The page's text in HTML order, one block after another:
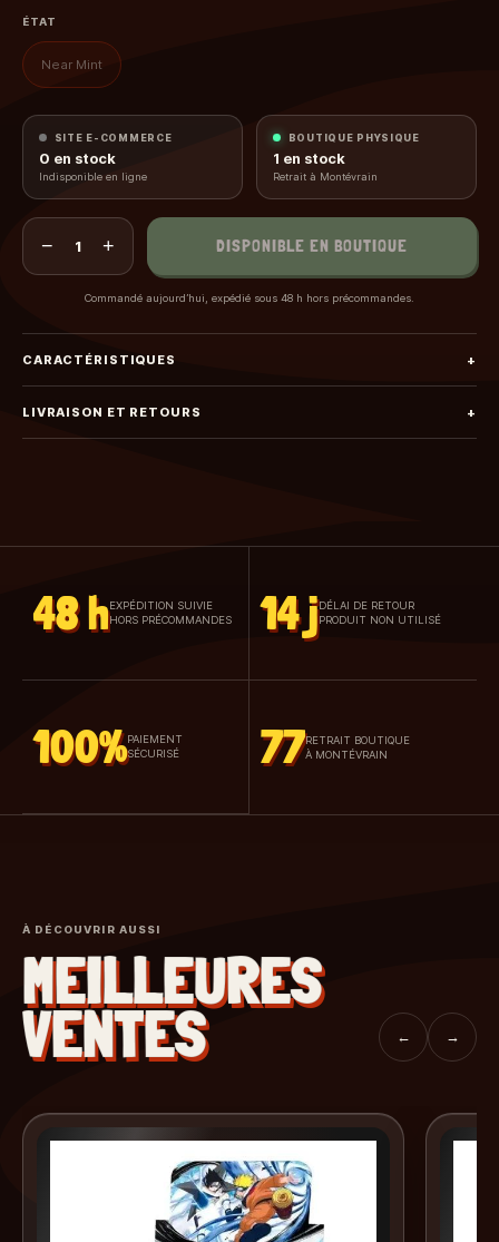
ÉTAT
Near Mint
SITE E-COMMERCE
0 en stock
Indisponible en ligne
BOUTIQUE PHYSIQUE
1 en stock
Retrait à Montévrain
− 1 + DISPONIBLE EN BOUTIQUE
Commandé aujourd’hui, expédié sous 48 h hors précommandes.
CARACTÉRISTIQUES +
LIVRAISON ET RETOURS +
48 h EXPÉDITION SUIVIE
HORS PRÉCOMMANDES
14 jDÉLAI DE RETOUR
PRODUIT NON UTILISÉ
100% PAIEMENT
SÉCURISÉ
77RETRAIT BOUTIQUE
À MONTÉVRAIN
À DÉCOUVRIR AUSSI
MEILLEURES
VENTES ← →